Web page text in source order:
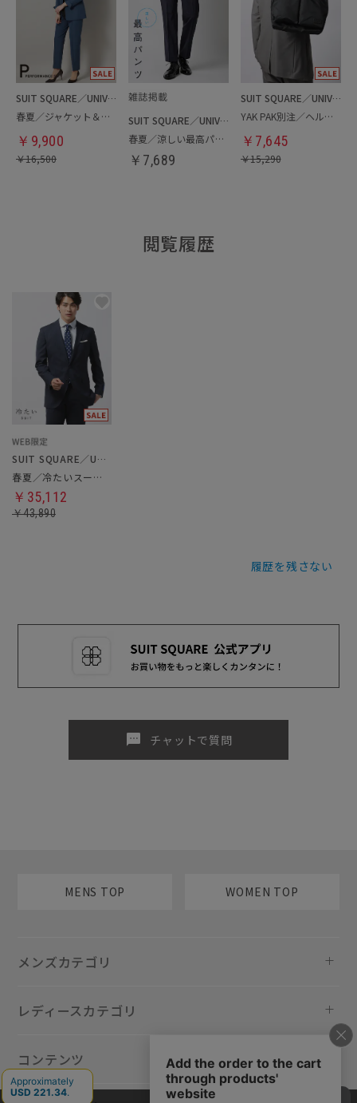
SUIT SQUARE／UNIVERSAL LANGUAGE／WHITE
春夏／ジャケット＆パンツセットアップ／洗濯ネット付き
￥ 9,900
￥16,500
SUIT SQUARE／UNIVERSAL LANGUAGE
春夏／涼しい最高パンツ
￥ 7,689
SUIT SQUARE／UNIVERSAL LANGUAGE
YAK PAK別注／ヘルメットバッグ
￥ 7,645
￥15,290
閲覧履歴
SUIT SQUARE／UNIVERSAL LANGUAGE
春夏／冷たいスーツ／ツーパンツ
￥35,112
￥43,890
履歴を残さない
sms チャットで質問
MENS TOP WOMEN TOP
メンズカテゴリ
レディースカテゴリ
コンテンツ